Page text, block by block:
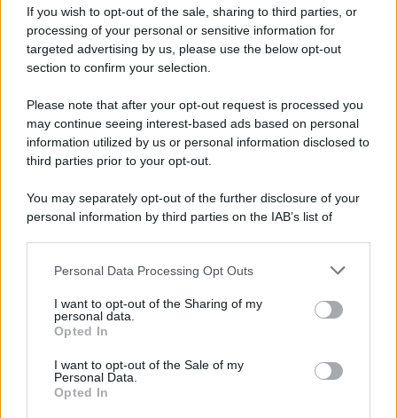
If you wish to opt-out of the sale, sharing to third parties, or
processing of your personal or sensitive information for
targeted advertising by us, please use the below opt-out
section to confirm your selection.
Please note that after your opt-out request is processed you
may continue seeing interest-based ads based on personal
information utilized by us or personal information disclosed to
third parties prior to your opt-out.
You may separately opt-out of the further disclosure of your
personal information by third parties on the IAB’s list of
This information may also be disclosed by us to third parties
disclose it to other third parties.
Please note that this website/app uses one or more Google
services and may gather and store information including but
not limited to your visit or usage behaviour. You may click to
grant or deny consent to Google and its third-party tags to
Personal Data Processing Opt Outs
I want to opt-out of the Sharing of my
personal data.
Opted In
I want to opt-out of the Sale of my
Personal Data.
Opted In
L'omicidio economico dell'Italia: ce lo chiede l'Europa
L'Ucraina ha finito lo scudo
Se all'Europa rimanessero tre neuroni correrebbe a far pace
con la Russia
Il rubinetto di Rabat